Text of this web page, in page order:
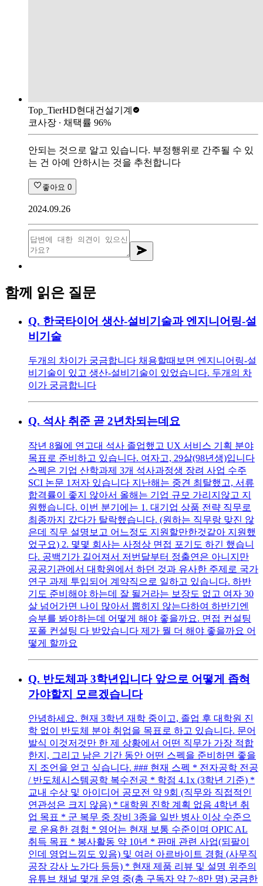
Top_TierHD현대건설기계
코사장 ∙ 채택률 96%
안되는 것으로 알고 있습니다. 부정행위로 간주될 수 있
는 건 아예 안하시는 것을 추천합니다
좋아요 0
2024.09.26
함께 읽은 질문
Q. 한국타이어 생산-설비기술과 엔지니어링-설
비기술
두개의 차이가 궁금합니다 채용할때보면 엔지니어링-설
비기술이 있고 생산-설비기술이 있었습니다. 두개의 차
이가 궁금합니다
Q. 석사 취준 곧 2년차되는데요
작년 8월에 연고대 석사 졸업했고 UX 서비스 기획 분야
목표로 준비하고 있습니다. 여자고, 29살(98년생)입니다
스펙은 기업 산학과제 3개 석사과정생 장려 사업 수주
SCI 논문 1저자 있습니다 지난해는 중견 최탈했고, 서류
합격률이 좋지 않아서 올해는 기업 규모 가리지않고 지
원했습니다. 이번 분기에는 1. 대기업 상품 전략 직무로
최종까지 갔다가 탈락했습니다. (원하는 직무랑 맞진 않
은데 직무 설명보고 어느정도 지원할만한것같아 지원했
었구요) 2. 몇몇 회사는 사정상 면접 포기도 하긴 했습니
다. 공백기가 길어져서 저번달부터 정출연은 아니지만
공공기관에서 대학원에서 하던 것과 유사한 주제로 국가
연구 과제 투입되어 계약직으로 일하고 있습니다. 하반
기도 준비해야 하는데 잘 될거라는 보장도 없고 여자 30
살 넘어가면 나이 많아서 뽑히지 않는다하여 하반기엔
승부를 봐야하는데 어떻게 해야 좋을까요. 면접 컨설팅
포폴 컨설팅 다 받았습니다 제가 뭘 더 해야 좋을까요 어
떻게 할까요
Q. 반도체과 3학년입니다 앞으로 어떻게 좁혀
가야할지 모르겠습니다
안녕하세요. 현재 3학년 재학 중이고, 졸업 후 대학원 진
학 없이 반도체 분야 취업을 목표로 하고 있습니다. 문어
발식 이것저것만 한 제 상황에서 어떤 직무가 가장 적합
한지, 그리고 남은 기간 동안 어떤 스펙을 준비하면 좋을
지 조언을 얻고 싶습니다. ### 현재 스펙 * 전자공학 전공
/ 반도체시스템공학 복수전공 * 학점 4.1x (3학년 기준) *
교내 수상 및 아이디어 공모전 약 9회 (직무와 직접적인
연관성은 크지 않음) * 대학원 진학 계획 없음 4학년 취
업 목표 * 군 복무 중 장비 3종을 일반 병사 이상 수준으
로 운용한 경험 * 영어는 현재 보통 수준이며 OPIC AL
취득 목표 * 봉사활동 약 10년 * 판매 관련 사업(되팔이
인데 영업느낌도 있음) 및 여러 아르바이트 경험 (사무직
공장 강사 노가다 등등) * 현재 제품 리뷰 및 설명 위주의
유튜브 채널 몇개 운영 중(총 구독자 약 7~8만 명) 궁금한